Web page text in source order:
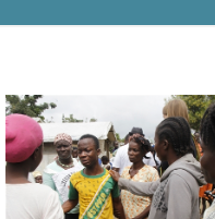
FAQ